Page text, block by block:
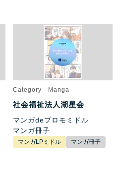
Category - Manga
社会福祉法人湖星会
マンガdeプロモミドル
マンガ冊子
マンガLPミドル マンガ冊子